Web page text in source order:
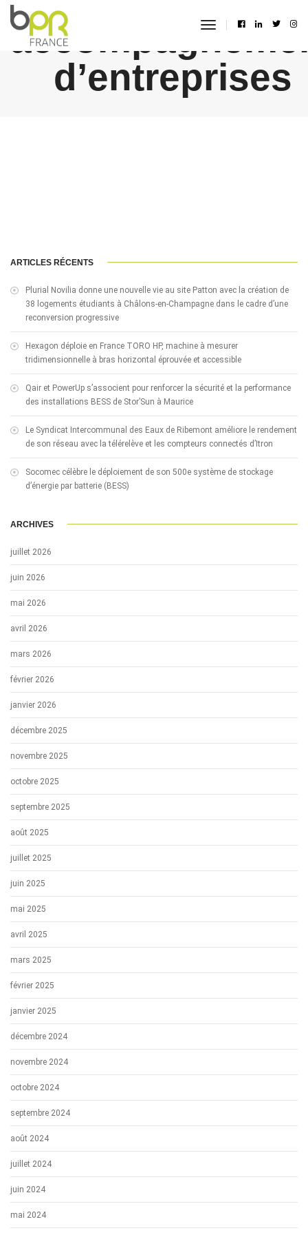
toggle
d’entreprises
ARTICLES RÉCENTS
Plurial Novilia donne une nouvelle vie au site Patton avec la création de
38 logements étudiants à Châlons-en-Champagne dans le cadre d’une
reconversion progressive
Hexagon déploie en France TORO HP, machine à mesurer
tridimensionnelle à bras horizontal éprouvée et accessible
Qair et PowerUp s’associent pour renforcer la sécurité et la performance
des installations BESS de Stor’Sun à Maurice
Le Syndicat Intercommunal des Eaux de Ribemont améliore le rendement
de son réseau avec la télérelève et les compteurs connectés d’Itron
Socomec célèbre le déploiement de son 500e système de stockage
d’énergie par batterie (BESS)
ARCHIVES
juillet 2026
juin 2026
mai 2026
avril 2026
mars 2026
février 2026
janvier 2026
décembre 2025
novembre 2025
octobre 2025
septembre 2025
août 2025
juillet 2025
juin 2025
mai 2025
avril 2025
mars 2025
février 2025
janvier 2025
décembre 2024
novembre 2024
octobre 2024
septembre 2024
août 2024
juillet 2024
juin 2024
mai 2024